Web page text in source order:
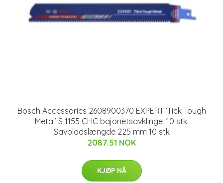
Bosch Accessories 2608900370 EXPERT ‘Tick Tough
Metal’ S 1155 CHC bajonetsavklinge, 10 stk.
Savbladslængde 225 mm 10 stk
2087.51 NOK
KJØP NÅ